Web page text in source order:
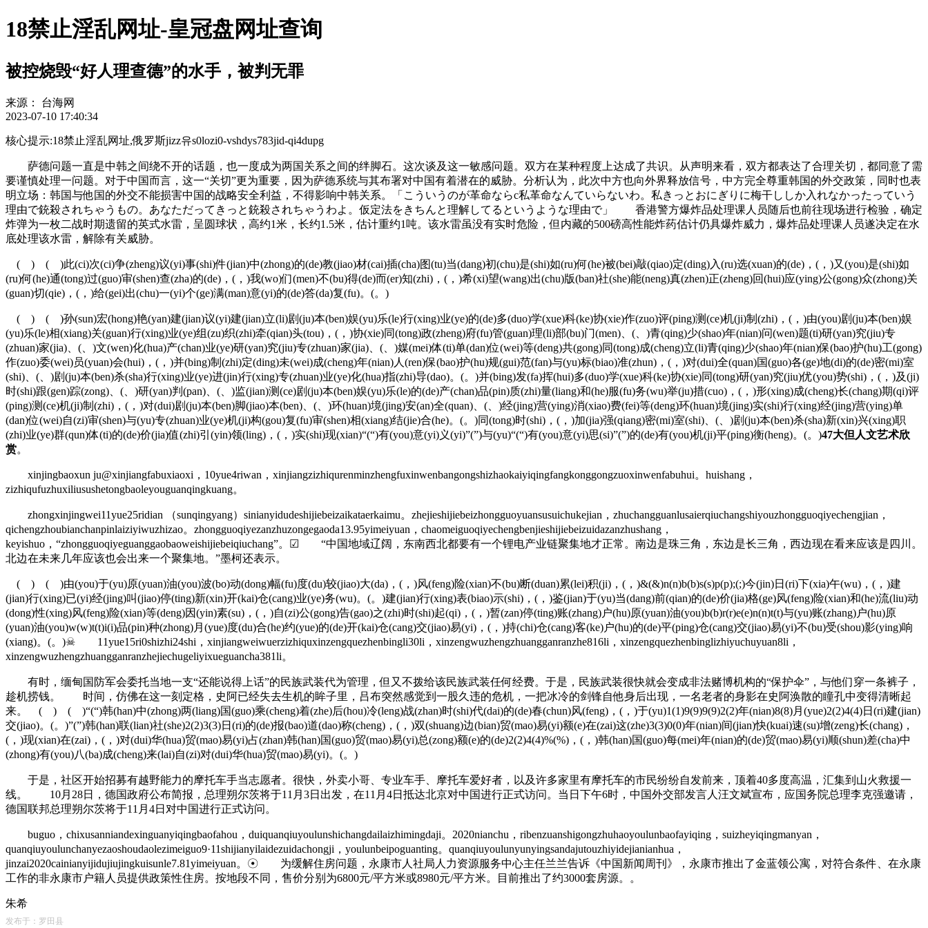
18禁止淫乱网址-皇冠盘网址查询
被控烧毁“好人理查德”的水手，被判无罪
来源：
台海网
2023-07-10 17:40:34
核心提示:18禁止淫乱网址,俄罗斯jizz유s0lozi0-vshdys783jid-qi4dupg
萨德问题一直是中韩之间绕不开的话题，也一度成为两国关系之间的绊脚石。这次谈及这一敏感问题。双方在某种程度上达成了共识。从声明来看，双方都表达了合理关切，都同意了需
要谨慎处理一问题。对于中国而言，这一“关切”更为重要，因为萨德系统与其布署对中国有着潜在的威胁。分析认为，此次中方也向外界释放信号，中方完全尊重韩国的外交政策，同时也表
明立场：韩国与他国的外交不能损害中国的战略安全利益，不得影响中韩关系。「こういうのが革命ならc私革命なんていらないわ。私きっとおにぎりに梅干ししか入れなかったっていう
理由で銃殺されちゃうもの。あなただってきっと銃殺されちゃうわよ。仮定法をきちんと理解してるというような理由で」 香港警方爆炸品处理课人员随后也前往现场进行检验，确定
炸弹为一枚二战时期遗留的英式水雷，呈圆球状，高约1米，长约1.5米，估计重约1吨。该水雷虽没有实时危险，但内藏的500磅高性能炸药估计仍具爆炸威力，爆炸品处理课人员遂决定在水
底处理该水雷，解除有关威胁。
( ) ( )此(ci)次(ci)争(zheng)议(yi)事(shi)件(jian)中(zhong)的(de)教(jiao)材(cai)插(cha)图(tu)当(dang)初(chu)是(shi)如(ru)何(he)被(bei)敲(qiao)定(ding)入(ru)选(xuan)的(de)，(，)又(you)是(shi)如
(ru)何(he)通(tong)过(guo)审(shen)查(zha)的(de)，(，)我(wo)们(men)不(bu)得(de)而(er)知(zhi)，(，)希(xi)望(wang)出(chu)版(ban)社(she)能(neng)真(zhen)正(zheng)回(hui)应(ying)公(gong)众(zhong)关
(guan)切(qie)，(，)给(gei)出(chu)一(yi)个(ge)满(man)意(yi)的(de)答(da)复(fu)。(。)
( ) ( )孙(sun)宏(hong)艳(yan)建(jian)议(yi)建(jian)立(li)剧(ju)本(ben)娱(yu)乐(le)行(xing)业(ye)的(de)多(duo)学(xue)科(ke)协(xie)作(zuo)评(ping)测(ce)机(ji)制(zhi)，(，)由(you)剧(ju)本(ben)娱
(yu)乐(le)相(xiang)关(guan)行(xing)业(ye)组(zu)织(zhi)牵(qian)头(tou)，(，)协(xie)同(tong)政(zheng)府(fu)管(guan)理(li)部(bu)门(men)、(、)青(qing)少(shao)年(nian)问(wen)题(ti)研(yan)究(jiu)专
(zhuan)家(jia)、(、)文(wen)化(hua)产(chan)业(ye)研(yan)究(jiu)专(zhuan)家(jia)、(、)媒(mei)体(ti)单(dan)位(wei)等(deng)共(gong)同(tong)成(cheng)立(li)青(qing)少(shao)年(nian)保(bao)护(hu)工(gong)
作(zuo)委(wei)员(yuan)会(hui)，(，)并(bing)制(zhi)定(ding)未(wei)成(cheng)年(nian)人(ren)保(bao)护(hu)规(gui)范(fan)与(yu)标(biao)准(zhun)，(，)对(dui)全(quan)国(guo)各(ge)地(di)的(de)密(mi)室
(shi)、(、)剧(ju)本(ben)杀(sha)行(xing)业(ye)进(jin)行(xing)专(zhuan)业(ye)化(hua)指(zhi)导(dao)。(。)并(bing)发(fa)挥(hui)多(duo)学(xue)科(ke)协(xie)同(tong)研(yan)究(jiu)优(you)势(shi)，(，)及(ji)
时(shi)跟(gen)踪(zong)、(、)研(yan)判(pan)、(、)监(jian)测(ce)剧(ju)本(ben)娱(yu)乐(le)的(de)产(chan)品(pin)质(zhi)量(liang)和(he)服(fu)务(wu)举(ju)措(cuo)，(，)形(xing)成(cheng)长(chang)期(qi)评
(ping)测(ce)机(ji)制(zhi)，(，)对(dui)剧(ju)本(ben)脚(jiao)本(ben)、(、)环(huan)境(jing)安(an)全(quan)、(、)经(jing)营(ying)消(xiao)费(fei)等(deng)环(huan)境(jing)实(shi)行(xing)经(jing)营(ying)单
(dan)位(wei)自(zi)审(shen)与(yu)专(zhuan)业(ye)机(ji)构(gou)复(fu)审(shen)相(xiang)结(jie)合(he)。(。)同(tong)时(shi)，(，)加(jia)强(qiang)密(mi)室(shi)、(、)剧(ju)本(ben)杀(sha)新(xin)兴(xing)职
(zhi)业(ye)群(qun)体(ti)的(de)价(jia)值(zhi)引(yin)领(ling)，(，)实(shi)现(xian)“(“)有(you)意(yi)义(yi)”(”)与(yu)“(“)有(you)意(yi)思(si)”(”)的(de)有(you)机(ji)平(ping)衡(heng)。(。)47大但人文艺术欣
赏。
xinjingbaoxun ju@xinjiangfabuxiaoxi，10yue4riwan，xinjiangzizhiqurenminzhengfuxinwenbangongshizhaokaiyiqingfangkonggongzuoxinwenfabuhui。huishang，
zizhiqufuzhuxiliusushetongbaoleyouguanqingkuang。
zhongxinjingwei11yue25ridian （sunqingyang）sinianyidudeshijiebeizaikataerkaimu。zhejieshijiebeizhongguoyuansusuichukejian，zhuchangguanlusaierqiuchangshiyouzhongguoqiyechengjian，
qichengzhoubianchanpinlaiziyiwuzhizao。zhongguoqiyezanzhuzongegaoda13.95yimeiyuan，chaomeiguoqiyechengbenjieshijiebeizuidazanzhushang，
keyishuo，“zhongguoqiyeguanggaobaoweishijiebeiqiuchang”。☑ “中国地域辽阔，东南西北都要有一个锂电产业链聚集地才正常。南边是珠三角，东边是长三角，西边现在看来应该是四川。
北边在未来几年应该也会出来一个聚集地。”墨柯还表示。
( ) ( )由(you)于(yu)原(yuan)油(you)波(bo)动(dong)幅(fu)度(du)较(jiao)大(da)，(，)风(feng)险(xian)不(bu)断(duan)累(lei)积(ji)，(，)&(&)n(n)b(b)s(s)p(p);(;)今(jin)日(ri)下(xia)午(wu)，(，)建
(jian)行(xing)已(yi)经(jing)叫(jiao)停(ting)新(xin)开(kai)仓(cang)业(ye)务(wu)。(。)建(jian)行(xing)表(biao)示(shi)，(，)鉴(jian)于(yu)当(dang)前(qian)的(de)价(jia)格(ge)风(feng)险(xian)和(he)流(liu)动
(dong)性(xing)风(feng)险(xian)等(deng)因(yin)素(su)，(，)自(zi)公(gong)告(gao)之(zhi)时(shi)起(qi)，(，)暂(zan)停(ting)账(zhang)户(hu)原(yuan)油(you)b(b)r(r)e(e)n(n)t(t)与(yu)账(zhang)户(hu)原
(yuan)油(you)w(w)t(t)i(i)品(pin)种(zhong)月(yue)度(du)合(he)约(yue)的(de)开(kai)仓(cang)交(jiao)易(yi)，(，)持(chi)仓(cang)客(ke)户(hu)的(de)平(ping)仓(cang)交(jiao)易(yi)不(bu)受(shou)影(ying)响
(xiang)。(。)☠ 11yue15ri0shizhi24shi，xinjiangweiwuerzizhiquxinzengquezhenbingli30li，xinzengwuzhengzhuangganranzhe816li，xinzengquezhenbinglizhiyuchuyuan8li，
xinzengwuzhengzhuangganranzhejiechugeliyixueguancha381li。
有时，缅甸国防军会委托当地一支“还能说得上话”的民族武装代为管理，但又不拨给该民族武装任何经费。于是，民族武装很快就会变成非法赌博机构的“保护伞”，与他们穿一条裤子，
趁机捞钱。 时间，仿佛在这一刻定格，史阿已经失去生机的眸子里，吕布突然感觉到一股久违的危机，一把冰冷的剑锋自他身后出现，一名老者的身影在史阿涣散的瞳孔中变得清晰起
来。 ( ) ( )“(“)韩(han)中(zhong)两(liang)国(guo)乘(cheng)着(zhe)后(hou)冷(leng)战(zhan)时(shi)代(dai)的(de)春(chun)风(feng)，(，)于(yu)1(1)9(9)9(9)2(2)年(nian)8(8)月(yue)2(2)4(4)日(ri)建(jian)
交(jiao)。(。)”(”)韩(han)联(lian)社(she)2(2)3(3)日(ri)的(de)报(bao)道(dao)称(cheng)，(，)双(shuang)边(bian)贸(mao)易(yi)额(e)在(zai)这(zhe)3(3)0(0)年(nian)间(jian)快(kuai)速(su)增(zeng)长(chang)，
(，)现(xian)在(zai)，(，)对(dui)华(hua)贸(mao)易(yi)占(zhan)韩(han)国(guo)贸(mao)易(yi)总(zong)额(e)的(de)2(2)4(4)%(%)，(，)韩(han)国(guo)每(mei)年(nian)的(de)贸(mao)易(yi)顺(shun)差(cha)中
(zhong)有(you)八(ba)成(cheng)来(lai)自(zi)对(dui)华(hua)贸(mao)易(yi)。(。)
于是，社区开始招募有越野能力的摩托车手当志愿者。很快，外卖小哥、专业车手、摩托车爱好者，以及许多家里有摩托车的市民纷纷自发前来，顶着40多度高温，汇集到山火救援一
线。 10月28日，德国政府公布简报，总理朔尔茨将于11月3日出发，在11月4日抵达北京对中国进行正式访问。当日下午6时，中国外交部发言人汪文斌宣布，应国务院总理李克强邀请，
德国联邦总理朔尔茨将于11月4日对中国进行正式访问。
buguo，chixusanniandexinguanyiqingbaofahou，duiquanqiuyoulunshichangdailaizhimingdaji。2020nianchu，ribenzuanshigongzhuhaoyoulunbaofayiqing，suizheyiqingmanyan，
quanqiuyoulunchanyezaoshoudaolezimeiguo9·11shijianyilaidezuidachongji，youlunbeipoguanting。quanqiuyoulunyunyingsandajutouzhiyidejianianhua，
jinzai2020cainianyijidujiujingkuisunle7.81yimeiyuan。☉ 为缓解住房问题，永康市人社局人力资源服务中心主任兰兰告诉《中国新闻周刊》，永康市推出了金蓝领公寓，对符合条件、在永康
工作的非永康市户籍人员提供政策性住房。按地段不同，售价分别为6800元/平方米或8980元/平方米。目前推出了约3000套房源。。
朱希
发布于：罗田县